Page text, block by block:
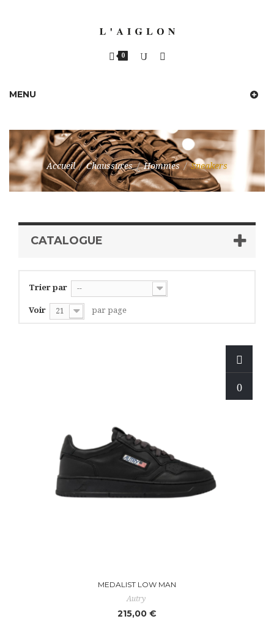
0
MENU
Accueil / Chaussures / Hommes / Sneakers
CATALOGUE
Trier par --
Voir 21 par page
MEDALIST LOW MAN
Autry
215,00 €